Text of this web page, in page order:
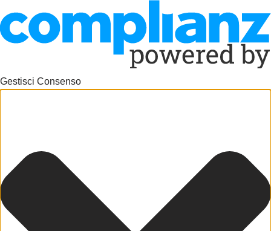
Gestisci Consenso